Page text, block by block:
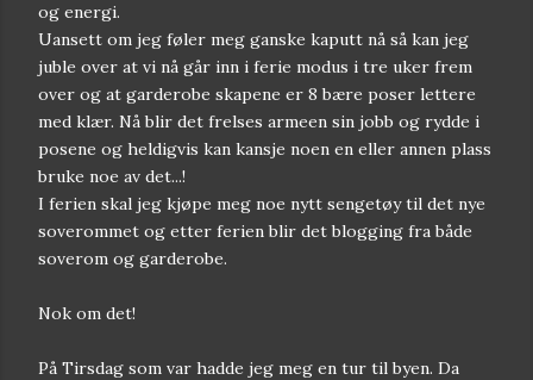
og energi.
Uansett om jeg føler meg ganske kaputt nå så kan jeg
juble over at vi nå går inn i ferie modus i tre uker frem
over og at garderobe skapene er 8 bære poser lettere
med klær. Nå blir det frelses armeen sin jobb og rydde i
posene og heldigvis kan kansje noen en eller annen plass
bruke noe av det...!
I ferien skal jeg kjøpe meg noe nytt sengetøy til det nye
soverommet og etter ferien blir det blogging fra både
soverom og garderobe.
Nok om det!
På Tirsdag som var hadde jeg meg en tur til byen. Da